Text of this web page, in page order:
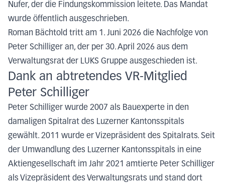
Nufer, der die Findungskommission leitete. Das Mandat
wurde öffentlich ausgeschrieben.
Roman Bächtold tritt am 1. Juni 2026 die Nachfolge von
Peter Schilliger an, der per 30. April 2026 aus dem
Verwaltungsrat der LUKS Gruppe ausgeschieden ist.
Dank an abtretendes VR-Mitglied
Peter Schilliger
Peter Schilliger wurde 2007 als Bauexperte in den
damaligen Spitalrat des Luzerner Kantonsspitals
gewählt. 2011 wurde er Vizepräsident des Spitalrats. Seit
der Umwandlung des Luzerner Kantonsspitals in eine
Aktiengesellschaft im Jahr 2021 amtierte Peter Schilliger
als Vizepräsident des Verwaltungsrats und stand dort